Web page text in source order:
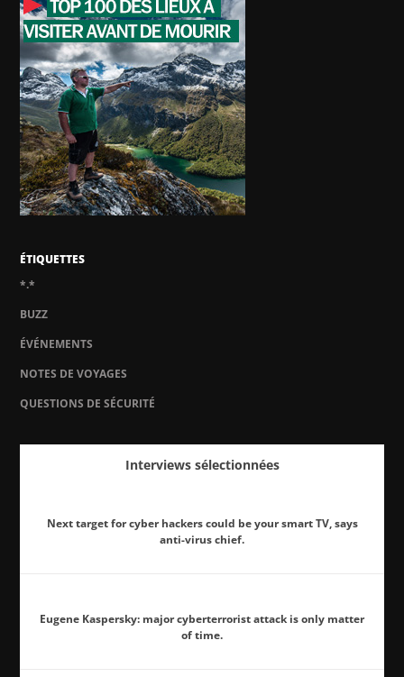
ÉTIQUETTES
*.*
BUZZ
ÉVÉNEMENTS
NOTES DE VOYAGES
QUESTIONS DE SÉCURITÉ
Interviews sélectionnées
Next target for cyber hackers could be your smart TV, says
anti-virus chief.
Eugene Kaspersky: major cyberterrorist attack is only matter
of time.